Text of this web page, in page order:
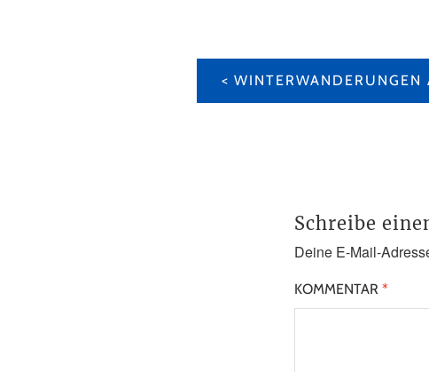
BEITRAGS-
NAVIGATION
Schreibe
Deine E-Mail-
KOMMENTAR *